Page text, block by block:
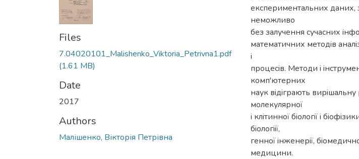
Files
7.04020101_Malishenko_Viktoria_Petrivna1.pdf
(1.61 MB)
Date
2017
Authors
Малішенко, Вікторія Петрівна
експериментальних даних,
неможливо
без залучення сучасних
математичних методiв
i
процесiв. Методи i
комп'ютерних
наук вiдiграють вирiшальну
молекулярної
i клiтинної бiологiї i
бiологiiї,
генної iнженерiї,
медицини.